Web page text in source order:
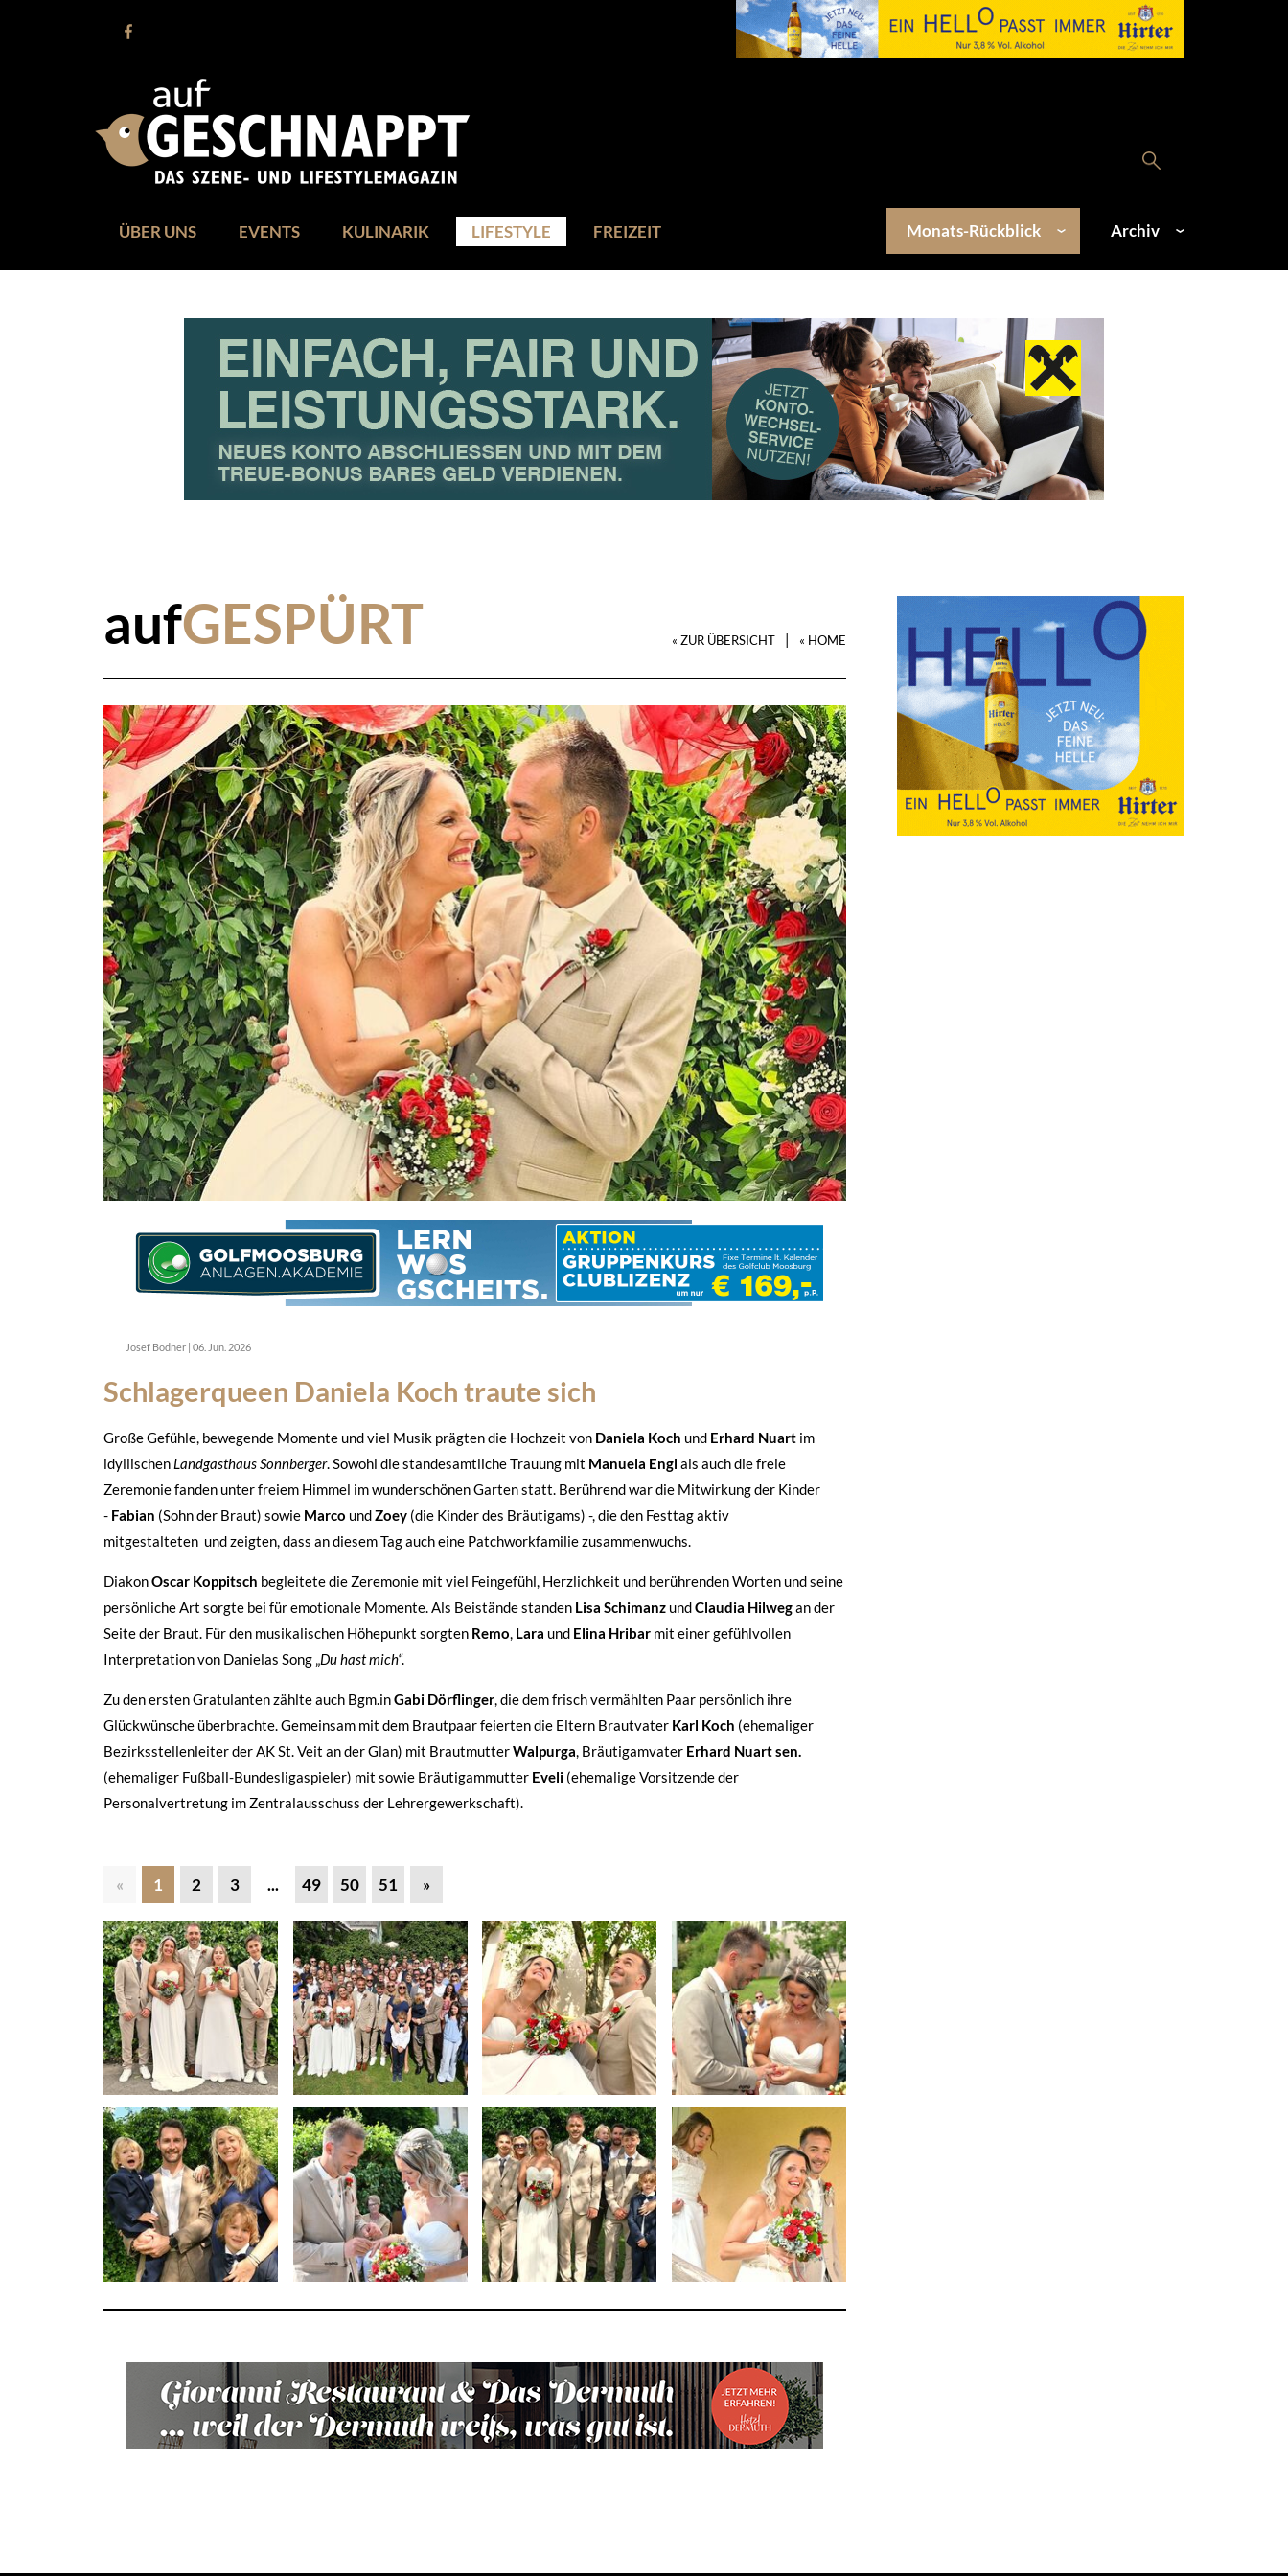
ÜBER UNS EVENTS KULINARIK LIFESTYLE FREIZEIT Monats-Rückblick Archiv
aufGESPÜRT « ZUR ÜBERSICHT | « HOME
Josef Bodner 06. Jun. 2026
Schlagerqueen Daniela Koch traute sich
Große Gefühle, bewegende Momente und viel Musik prägten die Hochzeit von Daniela Koch und Erhard Nuart im
idyllischen Landgasthaus Sonnberger. Sowohl die standesamtliche Trauung mit Manuela Engl als auch die freie
Zeremonie fanden unter freiem Himmel im wunderschönen Garten statt. Berührend war die Mitwirkung der Kinder
- Fabian (Sohn der Braut) sowie Marco undZoey (die Kinder des Bräutigams) -, die den Festtag aktiv
mitgestalteten und zeigten, dass an diesem Tag auch eine Patchworkfamilie zusammenwuchs.
DiakonOscar Koppitsch begleitete die Zeremonie mit viel Feingefühl, Herzlichkeit und berührenden Worten und seine
persönliche Art sorgte bei für emotionale Momente. Als Beistände standen Lisa Schimanz undClaudia Hilwegan der
Seite der Braut. Für den musikalischen Höhepunkt sorgten Remo, Lara und Elina Hribar mit einer gefühlvollen
Interpretation von Danielas Song „Du hast mich“.
Zu den ersten Gratulanten zählte auch Bgm.inGabi Dörflinger, die dem frisch vermählten Paar persönlich ihre
Glückwünsche überbrachte. Gemeinsam mit dem Brautpaar feierten die Eltern Brautvater Karl Koch (ehemaliger
Bezirksstellenleiter der AK St. Veit an der Glan) mit BrautmutterWalpurga, Bräutigamvater Erhard Nuart sen.
(ehemaliger Fußball-Bundesligaspieler) mit sowie Bräutigammutter Eveli (ehemalige Vorsitzende der
Personalvertretung im Zentralausschuss der Lehrergewerkschaft).
« 1 2 3 ... 49 50 51 »